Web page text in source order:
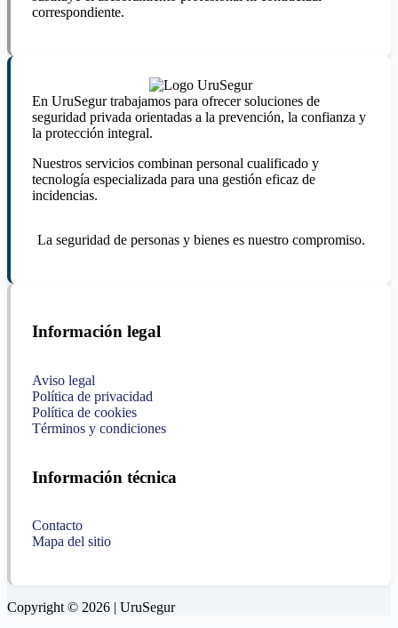
correspondiente.
En UruSegur trabajamos para ofrecer soluciones de
seguridad privada orientadas a la prevención, la confianza y
la protección integral.
Nuestros servicios combinan personal cualificado y
tecnología especializada para una gestión eficaz de
incidencias.
La seguridad de personas y bienes es nuestro compromiso.
Información legal
Aviso legal
Política de privacidad
Política de cookies
Términos y condiciones
Información técnica
Contacto
Mapa del sitio
Copyright © 2026 | UruSegur